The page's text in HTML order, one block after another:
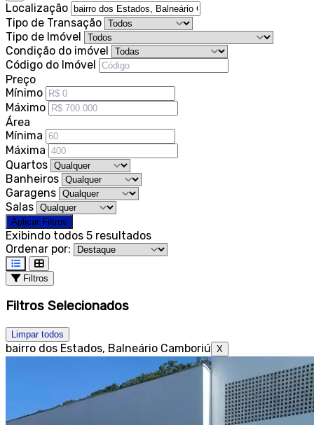
Localização
Tipo de Transação
Tipo de Imóvel
Condição do imóvel
Código do Imóvel
Preço
Mínimo
Máximo
Área
Mínima
Máxima
Quartos
Banheiros
Garagens
Salas
Aplicar Filtros
Exibindo todos 5 resultados
Ordenar por:
Filtros
Filtros Selecionados
Limpar todos
bairro dos Estados, Balneário Camboriú X